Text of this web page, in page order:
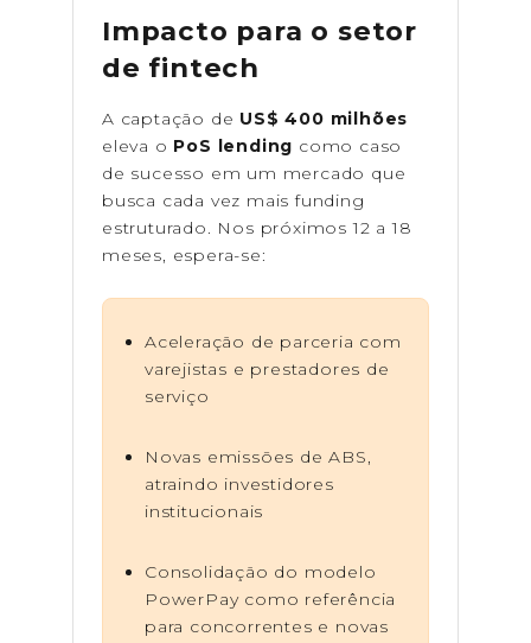
Impacto para o setor
de fintech
A captação de US$ 400 milhões
eleva o PoS lending como caso
de sucesso em um mercado que
busca cada vez mais funding
estruturado. Nos próximos 12 a 18
meses, espera-se:
Aceleração de parceria com
varejistas e prestadores de
serviço
Novas emissões de ABS,
atraindo investidores
institucionais
Consolidação do modelo
PowerPay como referência
para concorrentes e novas